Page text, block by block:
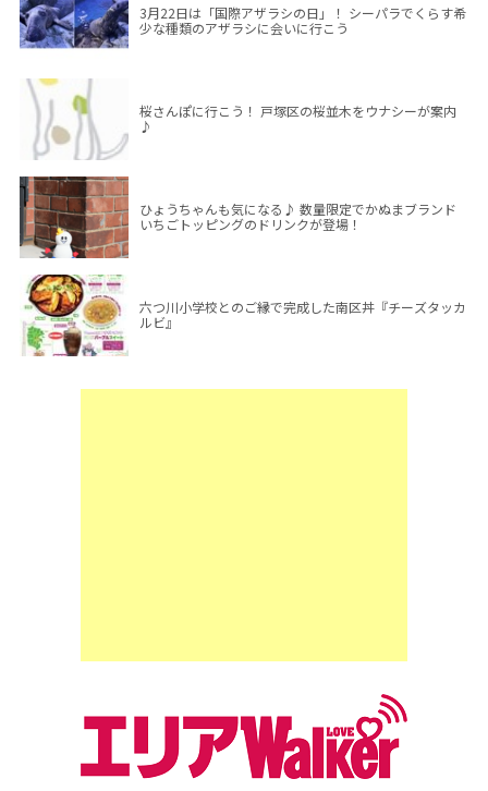
3月22日は「国際アザラシの日」！ シーパラでくらす希
少な種類のアザラシに会いに行こう
桜さんぽに行こう！ 戸塚区の桜並木をウナシーが案内
♪
ひょうちゃんも気になる♪ 数量限定でかぬまブランド
いちごトッピングのドリンクが登場！
六つ川小学校とのご縁で完成した南区丼『チーズタッカ
ルビ』